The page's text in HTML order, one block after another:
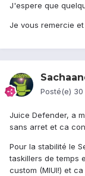
J'espere que
Je vous remercie
Posté(e) 30
Juice Defender, a
sans arret et ca
Pour la stabilité le
taskillers de temps
custom (MIUI!) et ca